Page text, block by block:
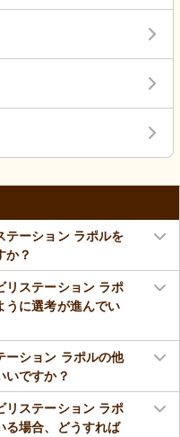
テーション ラポルを
か？
リステーション ラポ
うに選考が進んでい
ーション ラポルの他
いですか？
リステーション ラポ
る場合、どうすれば